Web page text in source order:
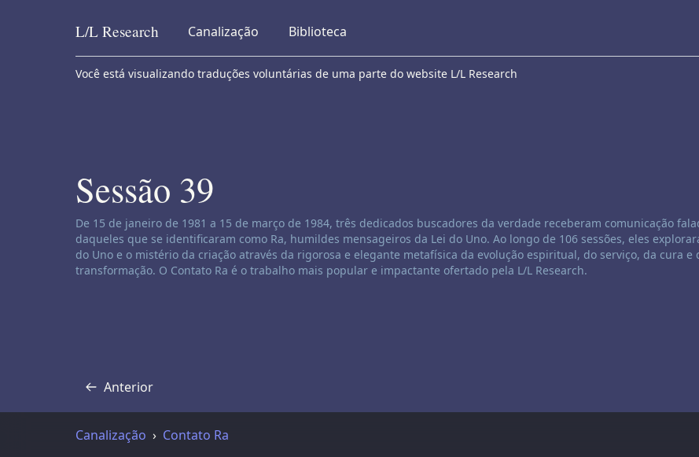
Skip to content
L/L Research Canalização Biblioteca
Você está visualizando traduções voluntárias de uma parte do website L/L Research
Sessão 39
Isenção de responsabilidade de canalização:
De 15 de janeiro de 1981 a 15 de março de 1984, três dedicados buscadores da verdade receberam comunicação
daqueles que se identificaram como Ra, humildes mensageiros da Lei do Uno. Ao longo de 106 sessões, eles
do Uno e o mistério da criação através da rigorosa e elegante metafísica da evolução espiritual, do serviço, da cura e
transformação. O Contato Ra é o trabalho mais popular e impactante ofertado pela L/L Research.
Anterior
Transcrição
Canalização Contato Ra